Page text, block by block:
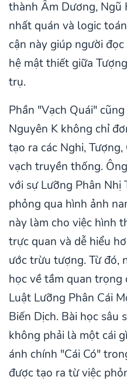
thành Âm Dương, Ngũ
nhất quán và logic
cận này giúp người
hệ mật thiết giữa
trụ.
Phần "Vạch Quái"
Nguyên K không chỉ
tạo ra các Nghi,
vạch truyền thống.
với sự Lưỡng Phân Nhị
phỏng qua hình ảnh
này làm cho việc hình
trực quan và dễ hiểu
ước trừu tượng. Từ đó,
học về tầm quan trọng
Luật Lưỡng Phân Cái
Biến Dịch. Bài học sâu
không phải là một cái
ánh chính "Cái Có"
được tạo ra từ việc